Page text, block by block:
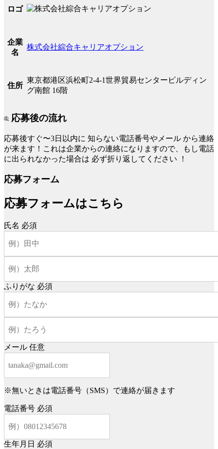
ロゴ
企業
名
株式会社綜合キャリアオプション
住所
東京都港区浜松町2-4-1世界貿易センタービルディン
グ南館 16階
応募後の流れ
応募後すぐ〜3日以内に 知らない電話番号やメール から連絡
が来ます！これは企業からの連絡になりますので、もし電話
に出られなかった場合は 必ず折り返してください ！
応募フォーム
応募フォームはこちら
氏名 必須
ふりがな 必須
メール 任意
※無いときは電話番号（SMS）で連絡が届きます
電話番号 必須
生年月日 必須